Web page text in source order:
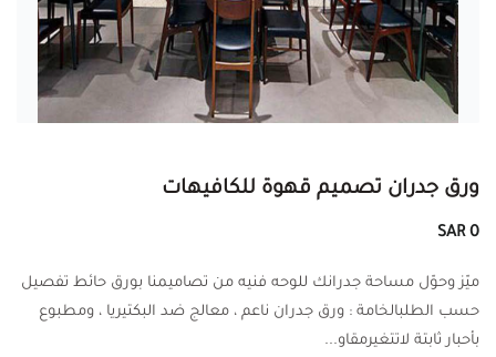
ورق جدران تصميم قهوة للكافيهات
0 SAR
ميّز وحوّل مساحة جدرانك للوحه فنيه من تصاميمنا بورق حائط تفصيل
حسب الطلبالخامة : ورق جدران ناعم ، معالج ضد البكتيريا ، ومطبوع
بأحبار ثابتة لاتتغيرمقاو...